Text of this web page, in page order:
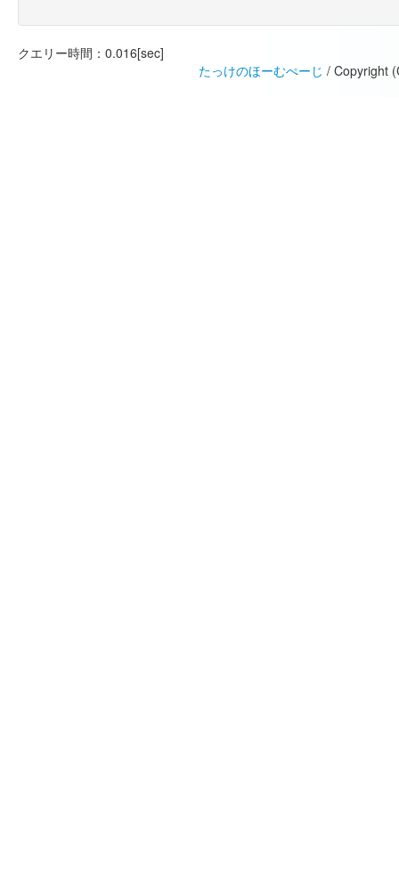
クエリー時間：0.016[sec]
たっけのほーむぺーじ / Copyright